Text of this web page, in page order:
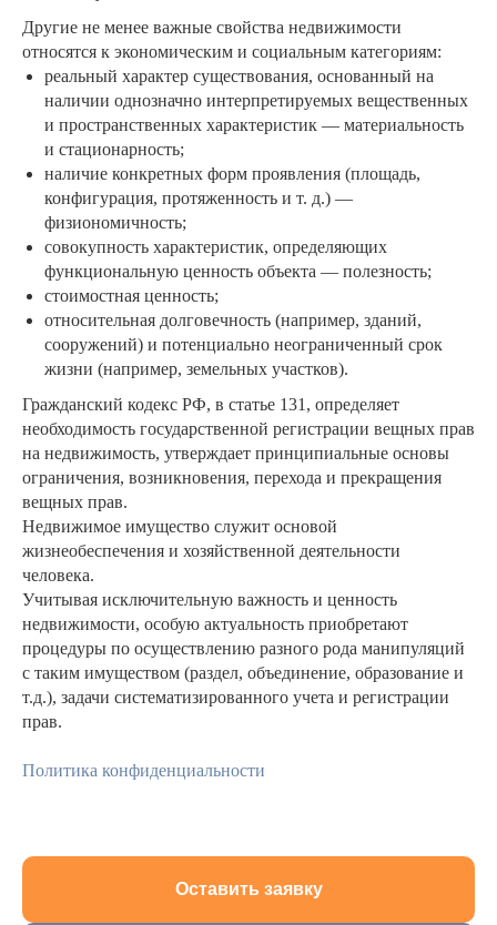
Другие не менее важные свойства недвижимости
относятся к экономическим и социальным категориям:
реальный характер существования, основанный на
наличии однозначно интерпретируемых вещественных
и пространственных характеристик — материальность
и стационарность;
наличие конкретных форм проявления (площадь,
конфигурация, протяженность и т. д.) —
физиономичность;
совокупность характеристик, определяющих
функциональную ценность объекта — полезность;
стоимостная ценность;
относительная долговечность (например, зданий,
сооружений) и потенциально неограниченный срок
жизни (например, земельных участков).
Гражданский кодекс РФ, в статье 131, определяет
необходимость государственной регистрации вещных прав
на недвижимость, утверждает принципиальные основы
ограничения, возникновения, перехода и прекращения
вещных прав.
Недвижимое имущество служит основой
жизнеобеспечения и хозяйственной деятельности
человека.
Учитывая исключительную важность и ценность
недвижимости, особую актуальность приобретают
процедуры по осуществлению разного рода манипуляций
с таким имуществом (раздел, объединение, образование и
т.д.), задачи систематизированного учета и регистрации
прав.
Политика конфиденциальности
Оставить заявку